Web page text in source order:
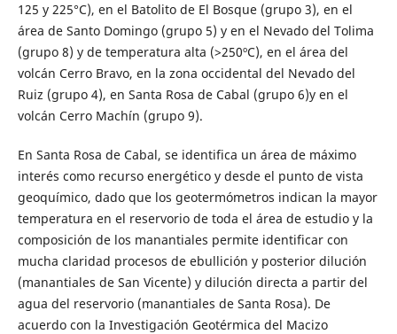
125 y 225°C), en el Batolito de El Bosque (grupo 3), en el
área de Santo Domingo (grupo 5) y en el Nevado del Tolima
(grupo 8) y de temperatura alta (>250ºC), en el área del
volcán Cerro Bravo, en la zona occidental del Nevado del
Ruiz (grupo 4), en Santa Rosa de Cabal (grupo 6)y en el
volcán Cerro Machín (grupo 9).
En Santa Rosa de Cabal, se identifica un área de máximo
interés como recurso energético y desde el punto de vista
geoquímico, dado que los geotermómetros indican la mayor
temperatura en el reservorio de toda el área de estudio y la
composición de los manantiales permite identificar con
mucha claridad procesos de ebullición y posterior dilución
(manantiales de San Vicente) y dilución directa a partir del
agua del reservorio (manantiales de Santa Rosa). De
acuerdo con la Investigación Geotérmica del Macizo